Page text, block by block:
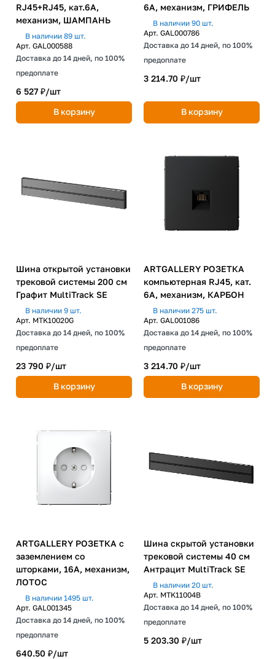
RJ45+RJ45, кат.6А,
механизм, ШАМПАНЬ
В наличии 89 шт.
Арт. GAL000588
Доставка до 14 дней, по 100%
предоплате
6 527 ₽/шт
В корзину
6A, механизм, ГРИФЕЛЬ
В наличии 90 шт.
Арт. GAL000786
Доставка до 14 дней, по 100%
предоплате
3 214.70 ₽/шт
В корзину
Шина открытой установки
трековой системы 200 см
Графит MultiTrack SE
В наличии 9 шт.
Арт. MTK10020G
Доставка до 14 дней, по 100%
предоплате
23 790 ₽/шт
В корзину
ARTGALLERY РОЗЕТКА
компьютерная RJ45, кат.
6A, механизм, КАРБОН
В наличии 275 шт.
Арт. GAL001086
Доставка до 14 дней, по 100%
предоплате
3 214.70 ₽/шт
В корзину
ARTGALLERY РОЗЕТКА с
заземлением со
шторками, 16А, механизм,
ЛОТОС
В наличии 1495 шт.
Арт. GAL001345
Доставка до 14 дней, по 100%
предоплате
640.50 ₽/шт
Шина скрытой установки
трековой системы 40 см
Антрацит MultiTrack SE
В наличии 20 шт.
Арт. MTK11004B
Доставка до 14 дней, по 100%
предоплате
5 203.30 ₽/шт